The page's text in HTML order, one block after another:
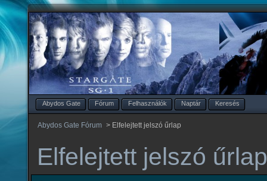
Abydos Gate Fórum Felhasználók Naptár Keresés
Abydos Gate Fórum > Elfelejtett jelszó űrlap
Elfelejtett jelszó űrlap